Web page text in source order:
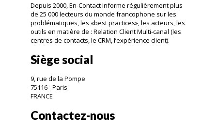
Depuis 2000, En-Contact informe régulièrement plus
de 25 000 lecteurs du monde francophone sur les
problématiques, les «best practices», les acteurs, les
outils en matière de : Relation Client Multi-canal (les
centres de contacts, le CRM, l’expérience client).
Siège social
9, rue de la Pompe
75116 - Paris
FRANCE
Contactez-nous